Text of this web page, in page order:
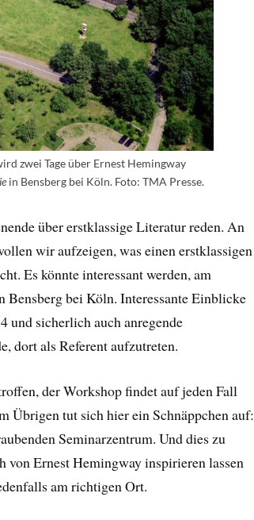
zwei Tage über Ernest Hemingway
in Bensberg bei Köln. Foto: TMA Presse.
über erstklassige Literatur reden. An
wir aufzeigen, was einen erstklassigen
Es könnte interessant werden, am
Bensberg bei Köln. Interessante Einblicke
und sicherlich auch anregende
dort als Referent aufzutreten.
der Workshop findet auf jeden Fall
Übrigen tut sich hier ein Schnäppchen auf:
Seminarzentrum. Und dies zu
von Ernest Hemingway inspirieren lassen
am richtigen Ort.